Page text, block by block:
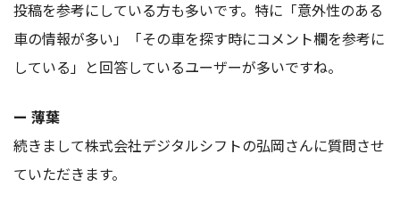
投稿を参考にしている方も多いです。特に「意外性のある
車の情報が多い」「その車を探す時にコメント欄を参考に
している」と回答しているユーザーが多いですね。
ー 薄葉
続きまして株式会社デジタルシフトの弘岡さんに質問させ
ていただきます。